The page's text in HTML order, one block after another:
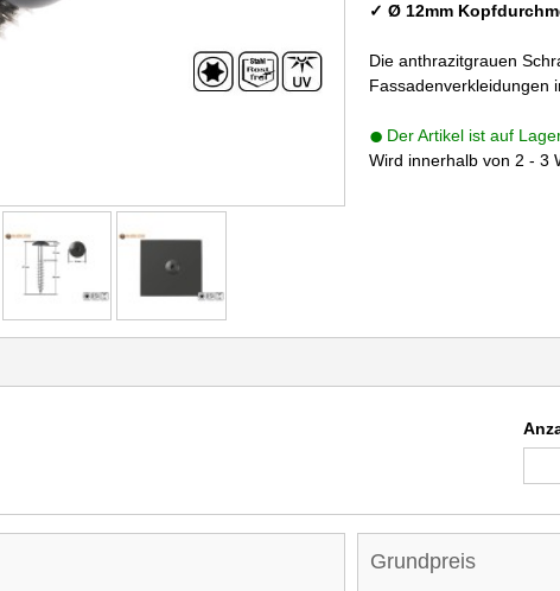
✓ Ø 12mm
Die anthrazitgrauen
Fassadenverkleidungen
Der Artikel ist auf
Wird innerhalb von 2 - 3
Grundpreis